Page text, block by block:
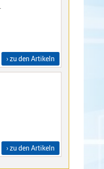
› zu den Artikeln
› zu den Artikeln